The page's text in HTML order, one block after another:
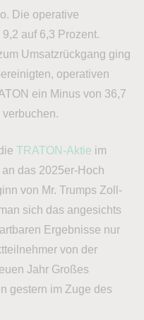
Die operative
auf 6,3 Prozent.
Umsatzrückgang ging
operativen
ein Minus von 36,7
TRATON-Aktie im
das 2025er-Hoch
von Mr. Trumps Zoll-
sich das angesichts
Ergebnisse nur
von der
Jahr Großes
gestern im Zuge des